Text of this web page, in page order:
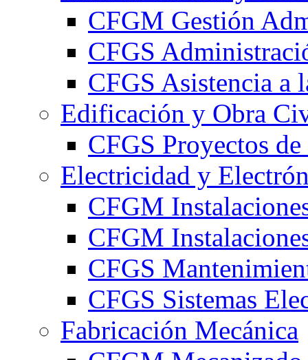
CFGM Gestión
CFGS
CFGS Asistencia a
Edificación y Obra
CFGS Proyectos
Electricidad y
CFGM
CFGM
CFGS
CFGS Sistemas
Fabricación Mecánica